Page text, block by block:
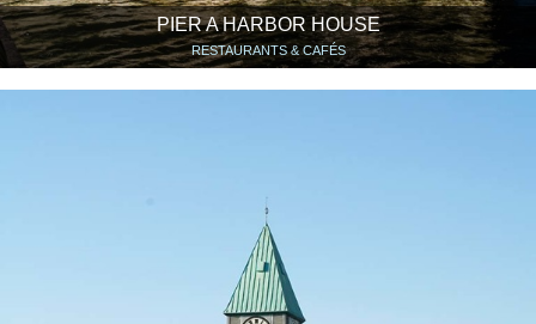
PIER A HARBOR HOUSE
RESTAURANTS & CAFÉS